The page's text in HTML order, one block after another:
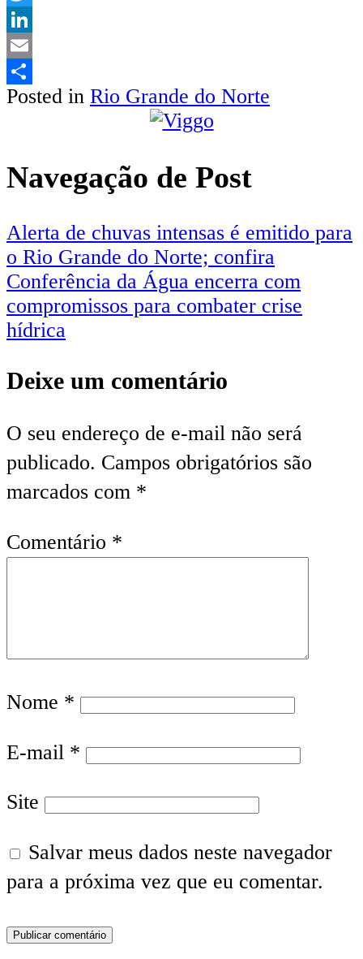
Twitter
LinkedIn
Email
Share
Posted in Rio Grande do Norte
Navegação de Post
Alerta de chuvas intensas é emitido para
o Rio Grande do Norte; confira
Conferência da Água encerra com
compromissos para combater crise
hídrica
Deixe um comentário
O seu endereço de e-mail não será
publicado. Campos obrigatórios são
marcados com *
Comentário *
Nome *
E-mail *
Site
Salvar meus dados neste navegador
para a próxima vez que eu comentar.